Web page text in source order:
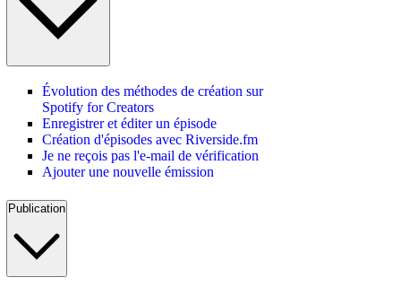
Évolution des méthodes de création sur
Spotify for Creators
Enregistrer et éditer un épisode
Création d'épisodes avec Riverside.fm
Je ne reçois pas l'e-mail de vérification
Ajouter une nouvelle émission
Publication